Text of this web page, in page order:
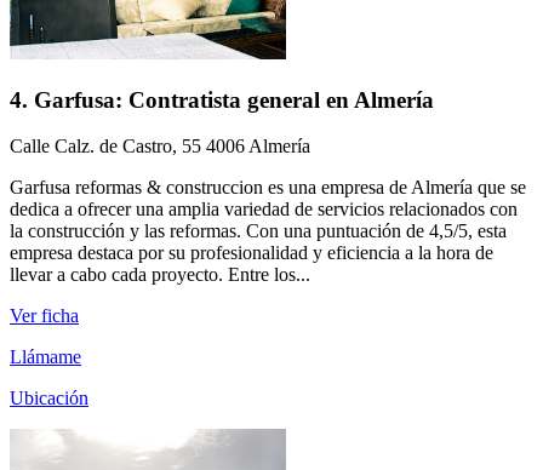
4. Garfusa: Contratista general en Almería
Calle Calz. de Castro, 55 4006 Almería
Garfusa reformas & construccion es una empresa de Almería que se
dedica a ofrecer una amplia variedad de servicios relacionados con
la construcción y las reformas. Con una puntuación de 4,5/5, esta
empresa destaca por su profesionalidad y eficiencia a la hora de
llevar a cabo cada proyecto. Entre los...
Ver ficha
Llámame
Ubicación